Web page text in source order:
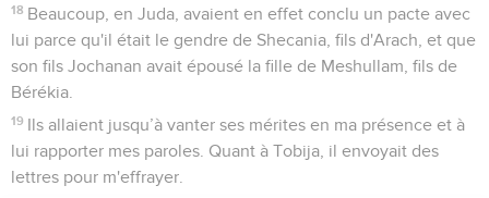
18 Beaucoup, en Juda, avaient en effet conclu un pacte avec
lui parce qu'il était le gendre de Shecania, fils d'Arach, et que
son fils Jochanan avait épousé la fille de Meshullam, fils de
Bérékia.
19 Ils allaient jusqu’à vanter ses mérites en ma présence et à
lui rapporter mes paroles. Quant à Tobija, il envoyait des
lettres pour m'effrayer.